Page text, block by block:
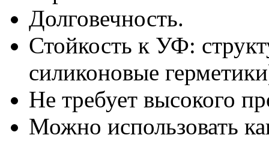
Долговечность.
Стойкость к УФ:
силиконовые
Не требует высокого
Можно использовать